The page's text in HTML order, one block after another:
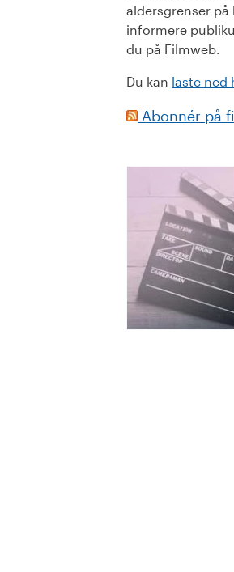
aldersgrenser
informere
du på Filmweb.
Du kan laste ned
Abonnér på